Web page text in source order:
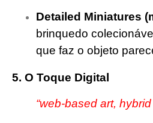
Detailed Miniatures
brinquedo
que faz o objeto
5. O Toque Digital
“web-based art,